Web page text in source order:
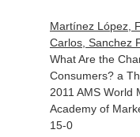
Martínez López,
Carlos, Sanchez
What Are the
Consumers? a
2011 AMS World
Academy of
15-0